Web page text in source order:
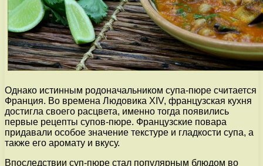
Однако истинным родоначальником супа-пюре считается
Франция. Во времена Людовика XIV, французская кухня
достигла своего расцвета, именно тогда появились
первые рецепты супов-пюре. Французские повара
придавали особое значение текстуре и гладкости супа, а
также его аромату и вкусу.
Впоследствии суп-пюре стал популярным блюдом во